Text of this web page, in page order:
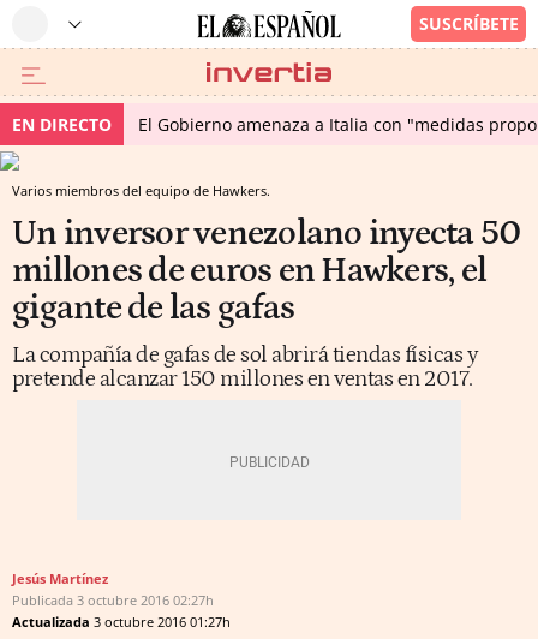
EN DIRECTO El Gobierno amenaza a Italia con "medidas
Varios miembros del equipo de Hawkers.
Un inversor venezolano inyecta 50
millones de euros en Hawkers, el
gigante de las gafas
La compañía de gafas de sol abrirá tiendas físicas y
pretende alcanzar 150 millones en ventas en 2017.
Jesús Martínez
Publicada 3 octubre 2016 02:27h
Actualizada 3 octubre 2016 01:27h